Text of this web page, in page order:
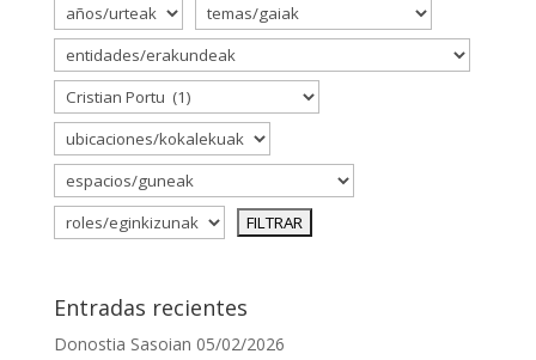
Entradas recientes
Donostia Sasoian 05/02/2026